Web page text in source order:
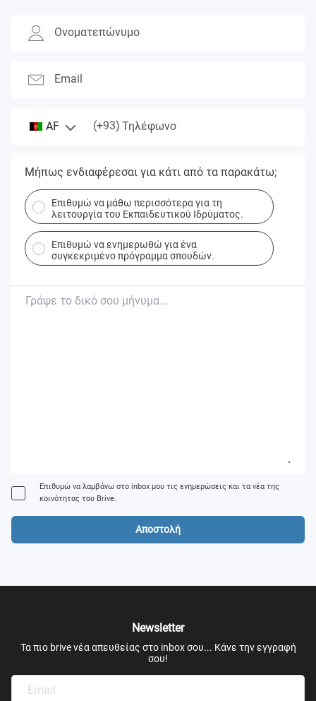
Ονοματεπώνυμο
Email
AF (+93) Τηλέφωνο
Μήπως ενδιαφέρεσαι για κάτι από τα παρακάτω;
Επιθυμώ να μάθω περισσότερα για τη
λειτουργία του Εκπαιδευτικού Ιδρύματος.
Επιθυμώ να ενημερωθώ για ένα
συγκεκριμένο πρόγραμμα σπουδών.
Επιθυμώ να λαμβάνω στο inbox μου τις ενημερώσεις και τα νέα της
κοινότητας του Brive.
Αποστολή
Newsletter
Τα πιο brive νέα απευθείας στο inbox σου... Κάνε την εγγραφή
σου!